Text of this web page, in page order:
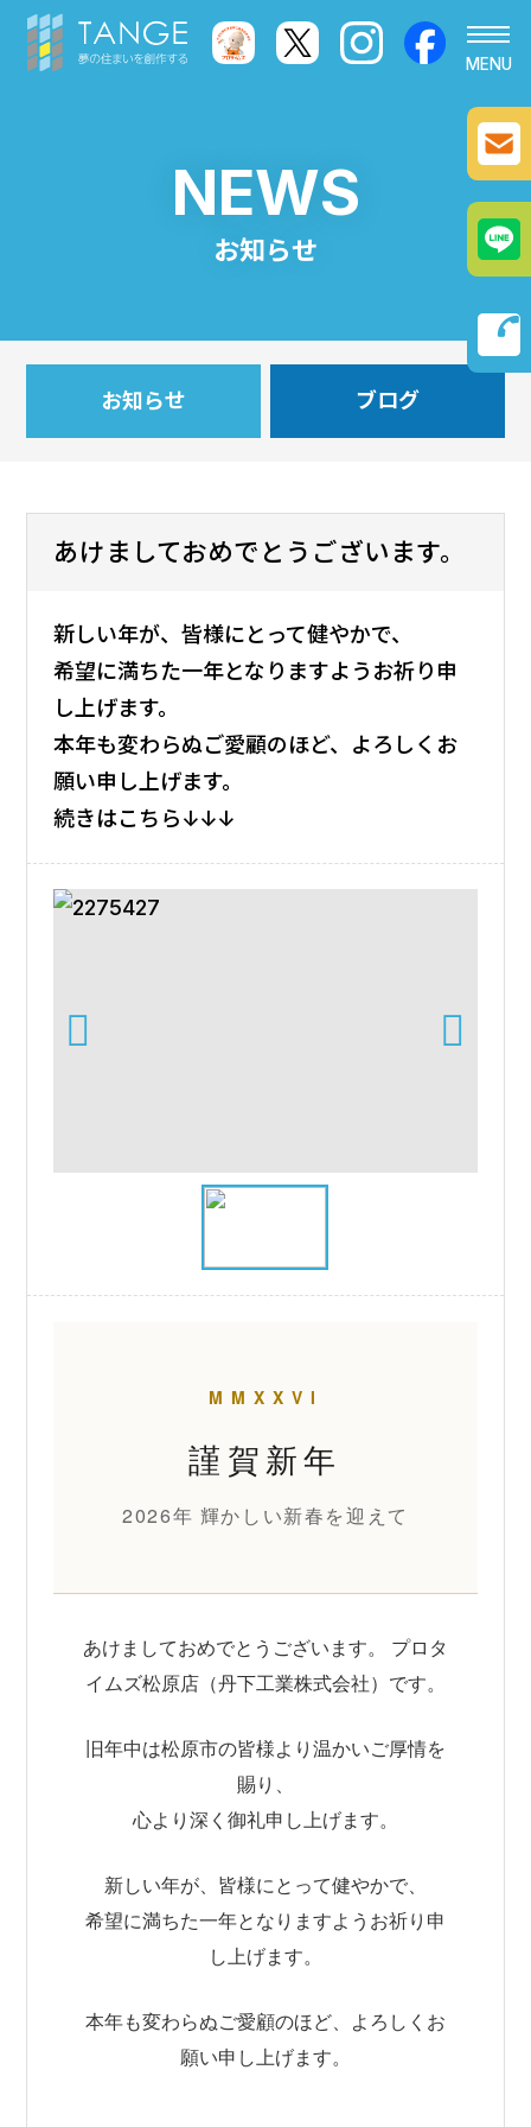
ホーム
お知らせ
内装リフォーム･リノベーション
会社案内
お問い合わせ
phone
NEWS
お知らせ
お知らせ ブログ
あけましておめでとうございます。
新しい年が、皆様にとって健やかで、
希望に満ちた一年となりますようお祈り申
し上げます。
本年も変わらぬご愛顧のほど、よろしくお
願い申し上げます。
続きはこちら↓↓↓
MMXXVI
謹賀新年
2026年 輝かしい新春を迎えて
あけましておめでとうございます。 プロタ
イムズ松原店（丹下工業株式会社） です。
旧年中は松原市の皆様より温かいご厚情を
賜り、
心より深く御礼申し上げます。
新しい年が、皆様にとって健やかで、
希望に満ちた一年となりますようお祈り申
し上げます。
本年も変わらぬご愛顧のほど、よろしくお
願い申し上げます。